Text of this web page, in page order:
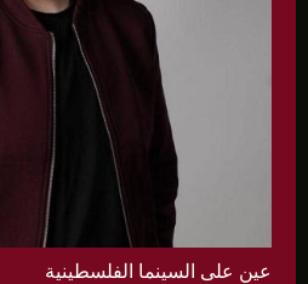
عين على السينما الفلسطينية